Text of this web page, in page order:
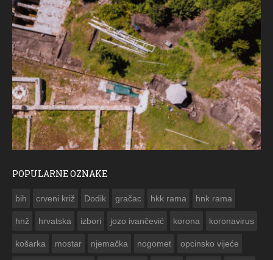
POPULARNE OZNAKE
bih crveni križ Dodik gračac hkk rama hnk rama
hnž hrvatska izbori jozo ivančević korona koronavirus
košarka mostar njemačka nogomet opcinsko vijeće